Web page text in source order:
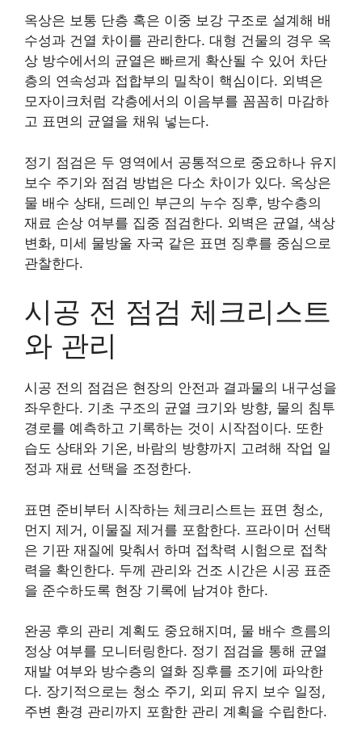
옥상은 보통 단층 혹은 이중 보강 구조로 설계해 배
수성과 건열 차이를 관리한다. 대형 건물의 경우 옥
상 방수에서의 균열은 빠르게 확산될 수 있어 차단
층의 연속성과 접합부의 밀착이 핵심이다. 외벽은
모자이크처럼 각층에서의 이음부를 꼼꼼히 마감하
고 표면의 균열을 채워 넣는다.
정기 점검은 두 영역에서 공통적으로 중요하나 유지
보수 주기와 점검 방법은 다소 차이가 있다. 옥상은
물 배수 상태, 드레인 부근의 누수 징후, 방수층의
재료 손상 여부를 집중 점검한다. 외벽은 균열, 색상
변화, 미세 물방울 자국 같은 표면 징후를 중심으로
관찰한다.
시공 전 점검 체크리스트
와 관리
시공 전의 점검은 현장의 안전과 결과물의 내구성을
좌우한다. 기초 구조의 균열 크기와 방향, 물의 침투
경로를 예측하고 기록하는 것이 시작점이다. 또한
습도 상태와 기온, 바람의 방향까지 고려해 작업 일
정과 재료 선택을 조정한다.
표면 준비부터 시작하는 체크리스트는 표면 청소,
먼지 제거, 이물질 제거를 포함한다. 프라이머 선택
은 기판 재질에 맞춰서 하며 접착력 시험으로 접착
력을 확인한다. 두께 관리와 건조 시간은 시공 표준
을 준수하도록 현장 기록에 남겨야 한다.
완공 후의 관리 계획도 중요해지며, 물 배수 흐름의
정상 여부를 모니터링한다. 정기 점검을 통해 균열
재발 여부와 방수층의 열화 징후를 조기에 파악한
다. 장기적으로는 청소 주기, 외피 유지 보수 일정,
주변 환경 관리까지 포함한 관리 계획을 수립한다.